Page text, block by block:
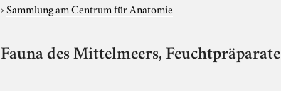
›Sammlung am Centrum für Anatomie
Fauna des Mittelmeers, Feuchtpräparate